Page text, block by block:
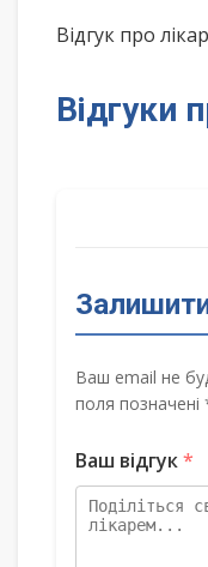
Відгук про
Відгуки
Ваш email не
поля позначені
Ваш відгук*